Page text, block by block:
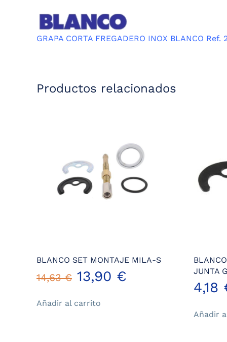
GRAPA CORTA FREGADERO INOX BLANCO Ref.
Productos relacionados
BLANCO SET MONTAJE MILA-S
14,63€ El
precio
13,90 €
Añadir al carrito
JUNTA
4,18
Añadir